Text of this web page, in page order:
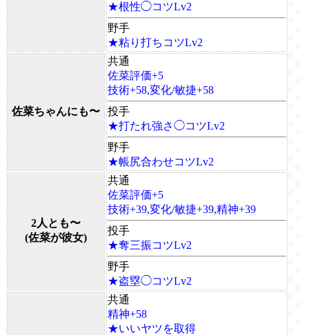
★根性◯コツLv2
野手
★粘り打ちコツLv2
佐菜ちゃんにも〜
共通
佐菜評価+5
技術+58,変化/敏捷+58
投手
★打たれ強さ◯コツLv2
野手
★帳尻合わせコツLv2
2人とも〜
(佐菜が彼女)
共通
佐菜評価+5
技術+39,変化/敏捷+39,精神+39
投手
★奪三振コツLv2
野手
★盗塁◯コツLv2
共通
精神+58
★いいヤツを取得